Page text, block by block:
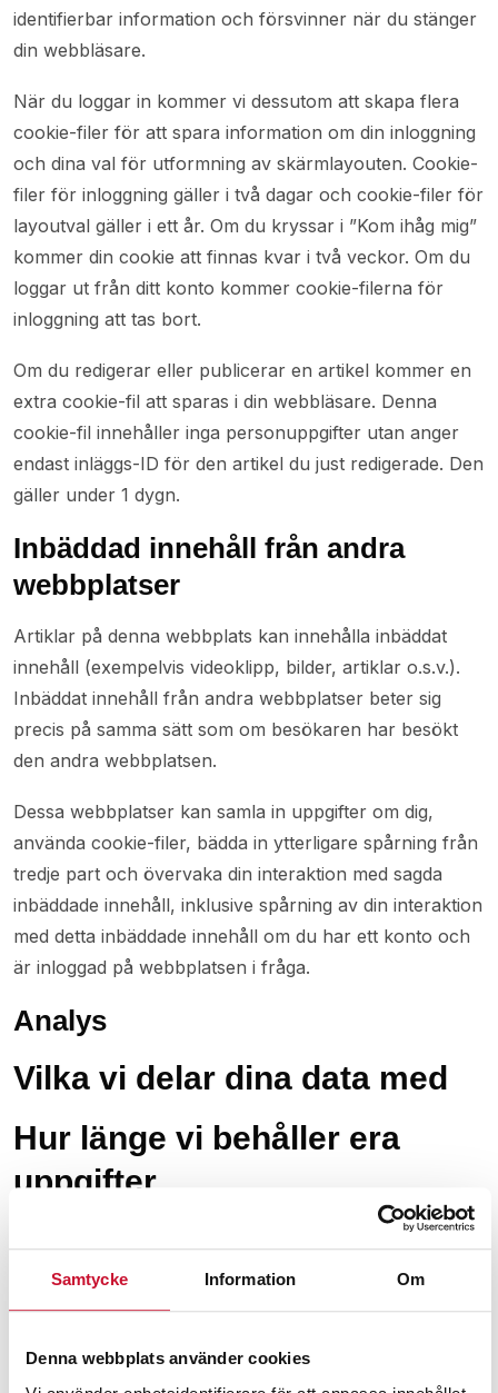
Samtycke Information Om
Denna webbplats använder cookies
identifierbar information och försvinner när du stänger
din webbläsare.
När du loggar in kommer vi dessutom att skapa flera
cookie-filer för att spara information om din inloggning
och dina val för utformning av skärmlayouten. Cookie-
filer för inloggning gäller i två dagar och cookie-filer för
layoutval gäller i ett år. Om du kryssar i ”Kom ihåg mig”
kommer din cookie att finnas kvar i två veckor. Om du
loggar ut från ditt konto kommer cookie-filerna för
inloggning att tas bort.
Om du redigerar eller publicerar en artikel kommer en
extra cookie-fil att sparas i din webbläsare. Denna
cookie-fil innehåller inga personuppgifter utan anger
endast inläggs-ID för den artikel du just redigerade. Den
gäller under 1 dygn.
Inbäddad innehåll från andra
webbplatser
Artiklar på denna webbplats kan innehålla inbäddat
innehåll (exempelvis videoklipp, bilder, artiklar o.s.v.).
Inbäddat innehåll från andra webbplatser beter sig
precis på samma sätt som om besökaren har besökt
den andra webbplatsen.
Dessa webbplatser kan samla in uppgifter om dig,
använda cookie-filer, bädda in ytterligare spårning från
tredje part och övervaka din interaktion med sagda
inbäddade innehåll, inklusive spårning av din interaktion
med detta inbäddade innehåll om du har ett konto och
är inloggad på webbplatsen i fråga.
Analys
Vilka vi delar dina data med
Hur länge vi behåller era
uppgifter
Om du skriver en kommentar kommer kommentaren
inte lägga dem i kö för granskning.